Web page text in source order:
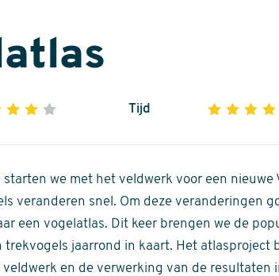
2 3 4 Tijd 1 2 3
of
5
stars
starten we met het veldwerk voor een nieuwe
veranderen snel. Om deze veranderingen
een vogelatlas. Dit keer brengen we de
trekvogels jaarrond in kaart. Het atlasproject
en de verwerking van de resultaten